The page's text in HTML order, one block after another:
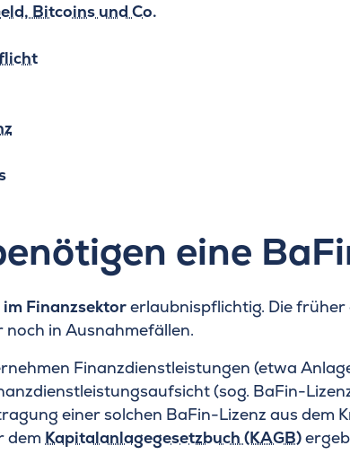
Bitcoins und Co.
eine
Finanzsektorerlaubnispflichtig. Die
in Ausnahmefällen.
Finanzdienstleistungen (etwa
(sog. BaFin-
einer solchen BaFin-Lizenz aus dem
dem Kapitalanlagegesetzbuch (KAGB)